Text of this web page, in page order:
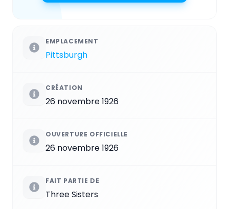
EMPLACEMENT
Pittsburgh
CRÉATION
26 novembre 1926
OUVERTURE OFFICIELLE
26 novembre 1926
FAIT PARTIE DE
Three Sisters